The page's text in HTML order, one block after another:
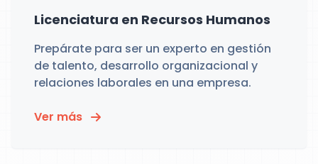
Licenciatura en Recursos Humanos
Prepárate para ser un experto en gestión
de talento, desarrollo organizacional y
relaciones laborales en una empresa.
Ver más